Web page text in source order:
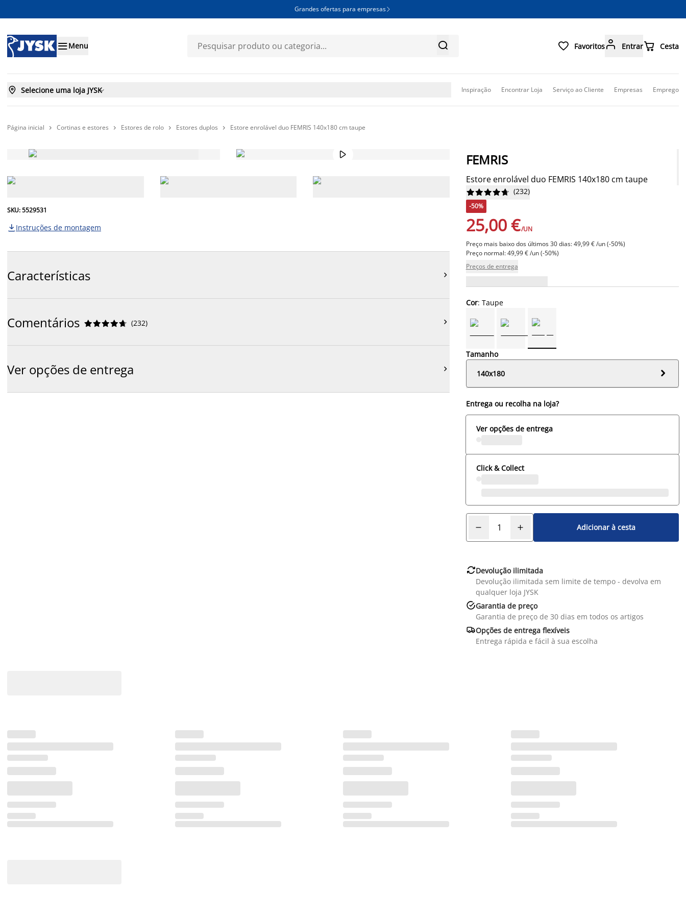
Grandes ofertas para empresas 
Menu   Favoritos Entrar Cesta
 Selecione uma loja JYSK Inspiração Encontrar Loja Serviço ao Cliente Empresas Emprego
Página inicial  Cortinas e estores  Estores de rolo  Estores duplos  Estore enrolável duo FEMRIS 140x180 cm taupe

SKU: 5529531
 Instruções de montagem
Características 
Comentários 




 (232) 
Ver opções de entrega 
FEMRIS
Estore enrolável duo FEMRIS 140x180 cm taupe





 (232)
-50%
25,00 €/UN
Preço mais baixo dos últimos 30 dias: 49,99 € /un (-50%)
Preço normal: 49,99 € /un (-50%)
Preços de entrega
Cor: Taupe
Tamanho
140x180

Entrega ou recolha na loja?
Ver opções de entrega
Click & Collect
Adicionar à cesta
Devolução ilimitada
Devolução ilimitada sem limite de tempo - devolva em
qualquer loja JYSK
Garantia de preço
Garantia de preço de 30 dias em todos os artigos
Opções de entrega flexíveis
Entrega rápida e fácil à sua escolha